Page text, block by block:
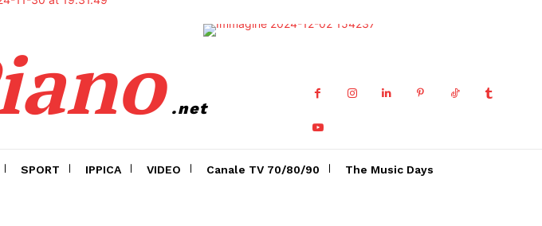
.net
SPORT IPPICA VIDEO Canale TV 70/80/90 The Music Days